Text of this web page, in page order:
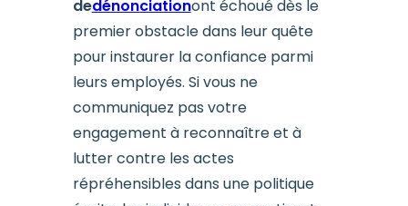
dedénonciationont échoué dès le
premier obstacle dans leur quête
pour instaurer la confiance parmi
leurs employés. Si vous ne
communiquez pas votre
engagement à reconnaître et à
lutter contre les actes
répréhensibles dans une politique